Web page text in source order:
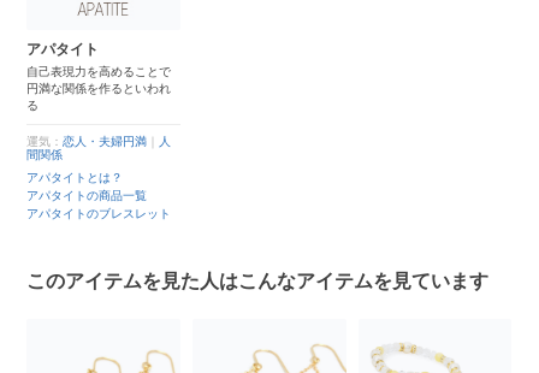
アパタイト
自己表現力を高めることで
円満な関係を作るといわれ
る
運気：恋人・夫婦円満
人
間関係
アパタイトとは？
アパタイトの商品一覧
アパタイトのブレスレット
このアイテムを見た人はこんなアイテムを見ています